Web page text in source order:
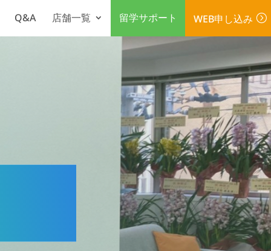
Q&A 店舗一覧 留学サポート WEB申し込み =